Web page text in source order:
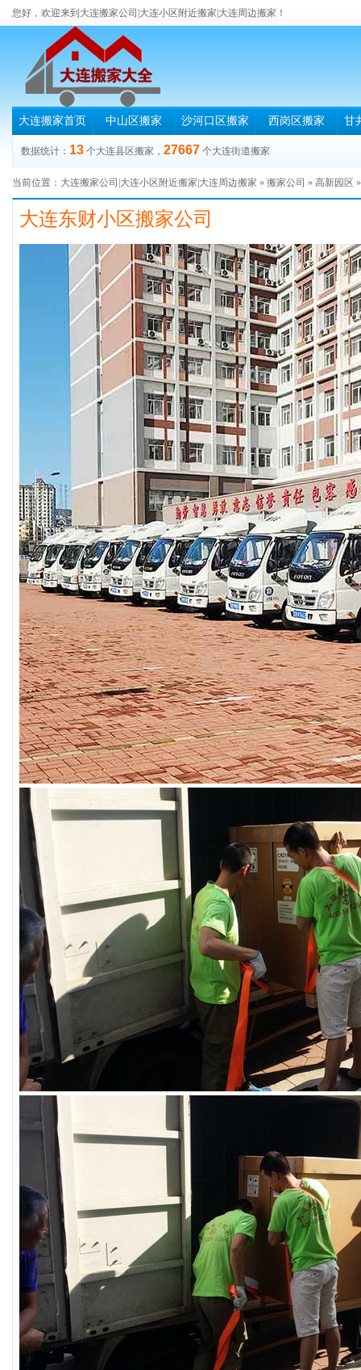
您好，欢迎来到大连搬家公司|大连小区附近搬家|大连周边搬家！
大连搬家首页 中山区搬家 沙河口区搬家 西岗区搬家 甘
数据统计： 13 个大连县区搬家， 27667 个大连街道搬家
当前位置： 大连搬家公司|大连小区附近搬家|大连周边搬家 » 搬家公司 » 高新园区
大连东财小区搬家公司